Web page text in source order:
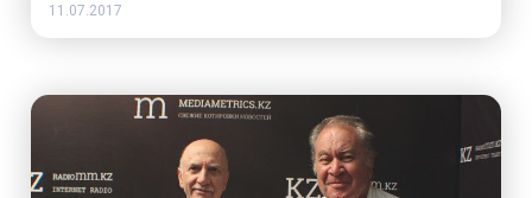
11.07.2017